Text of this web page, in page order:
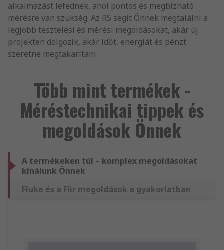
alkalmazást lefednek, ahol pontos és megbízható
mérésre van szükség. Az RS segít Önnek megtalálni a
legjobb tesztelési és mérési megoldásokat, akár új
projekten dolgozik, akár időt, energiát és pénzt
szeretne megtakarítani.
Több mint termékek -
Méréstechnikai tippek és
megoldások Önnek
A termékeken túl – komplex megoldásokat
kínálunk Önnek
Fluke és a Flir megoldások a gyakorlatban